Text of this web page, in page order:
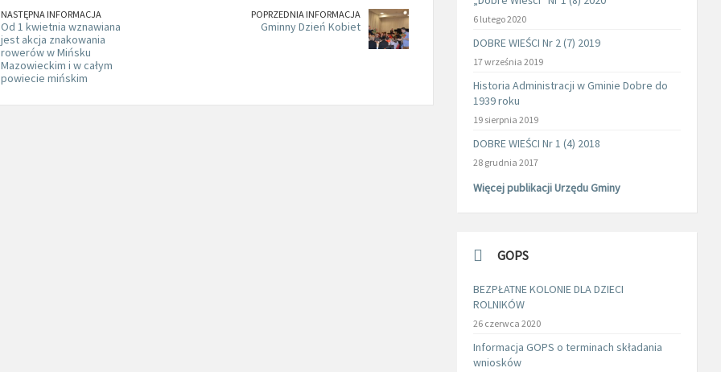
NASTĘPNA INFORMACJA
Od 1 kwietnia wznawiana
jest akcja znakowania
rowerów w Mińsku
Mazowieckim i w całym
powiecie mińskim
POPRZEDNIA INFORMACJA
Gminny Dzień Kobiet
6 lutego 2020
DOBRE WIEŚCI Nr 2 (7) 2019
17 września 2019
Historia Administracji w Gminie Dobre do
1939 roku
19 sierpnia 2019
DOBRE WIEŚCI Nr 1 (4) 2018
28 grudnia 2017
Więcej publikacji Urzędu Gminy
GOPS
BEZPŁATNE KOLONIE DLA DZIECI
ROLNIKÓW
26 czerwca 2020
Informacja GOPS o terminach składania
wniosków